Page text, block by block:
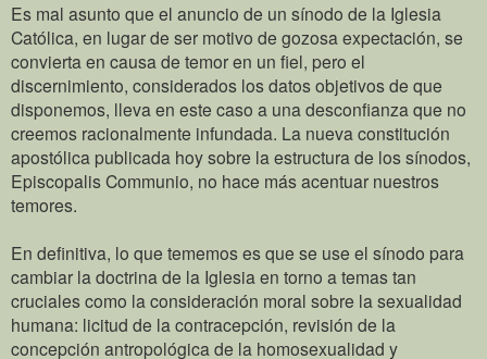
Es mal asunto que el anuncio de un sínodo de la Iglesia
Católica, en lugar de ser motivo de gozosa expectación, se
convierta en causa de temor en un fiel, pero el
discernimiento, considerados los datos objetivos de que
disponemos, lleva en este caso a una desconfianza que no
creemos racionalmente infundada. La nueva constitución
apostólica publicada hoy sobre la estructura de los sínodos,
Episcopalis Communio, no hace más acentuar nuestros
temores.
En definitiva, lo que tememos es que se use el sínodo para
cambiar la doctrina de la Iglesia en torno a temas tan
cruciales como la consideración moral sobre la sexualidad
humana: licitud de la contracepción, revisión de la
concepción antropológica de la homosexualidad y